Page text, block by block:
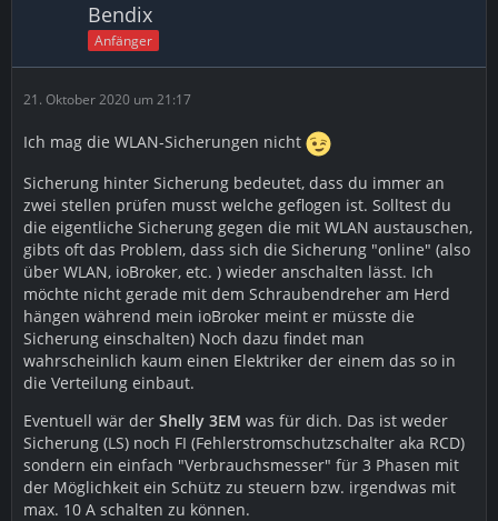
Bendix
Anfänger
21. Oktober 2020 um 21:17
Ich mag die WLAN-Sicherungen nicht
Sicherung hinter Sicherung bedeutet, dass du immer an
zwei stellen prüfen musst welche geflogen ist. Solltest du
die eigentliche Sicherung gegen die mit WLAN austauschen,
gibts oft das Problem, dass sich die Sicherung "online" (also
über WLAN, ioBroker, etc. ) wieder anschalten lässt. Ich
möchte nicht gerade mit dem Schraubendreher am Herd
hängen während mein ioBroker meint er müsste die
Sicherung einschalten) Noch dazu findet man
wahrscheinlich kaum einen Elektriker der einem das so in
die Verteilung einbaut.
Eventuell wär der Shelly 3EM was für dich. Das ist weder
Sicherung (LS) noch FI (Fehlerstromschutzschalter aka RCD)
sondern ein einfach "Verbrauchsmesser" für 3 Phasen mit
der Möglichkeit ein Schütz zu steuern bzw. irgendwas mit
max. 10 A schalten zu können.